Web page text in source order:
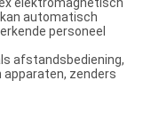
elektromagnetisch
automatisch
personeel
afstandsbediening,
zenders